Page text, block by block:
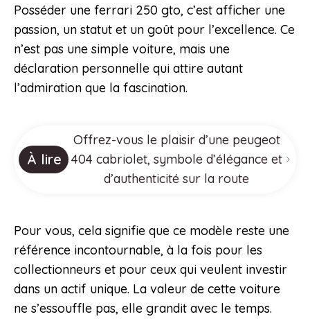
Posséder une ferrari 250 gto, c’est afficher une
passion, un statut et un goût pour l’excellence. Ce
n’est pas une simple voiture, mais une
déclaration personnelle qui attire autant
l’admiration que la fascination.
À lire
Offrez-vous le plaisir d’une peugeot
404 cabriolet, symbole d’élégance et
d’authenticité sur la route
Pour vous, cela signifie que ce modèle reste une
référence incontournable, à la fois pour les
collectionneurs et pour ceux qui veulent investir
dans un actif unique. La valeur de cette voiture
ne s’essouffle pas, elle grandit avec le temps.